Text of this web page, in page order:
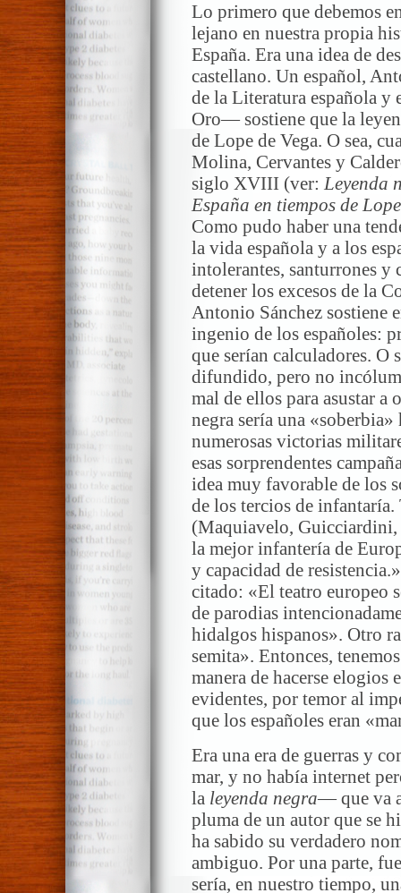
Lo primero que debemos
lejano en nuestra propia
España. Era una idea de
castellano. Un español,
de la Literatura española
Oro— sostiene que la
de Lope de Vega. O sea,
Molina, Cervantes y
siglo XVIII (ver: Leyenda
España en tiempos de
Como pudo haber una
la vida española y a los
intolerantes, santurrones y
detener los excesos de la
Antonio Sánchez sostiene
ingenio de los españoles:
que serían calculadores. O
difundido, pero no
mal de ellos para asustar a
negra sería una
numerosas victorias
esas sorprendentes
idea muy favorable de los
de los tercios de
(Maquiavelo, Guicciardini,
la mejor infantería de
y capacidad de
citado: «El teatro europeo
de parodias
hidalgos hispanos». Otro
semita». Entonces,
manera de hacerse elogios
evidentes, por temor al
que los españoles eran
Era una era de guerras y
mar, y no había internet
la leyenda negra— que va
pluma de un autor que se
ha sabido su verdadero
ambiguo. Por una parte,
sería, en nuestro tiempo,